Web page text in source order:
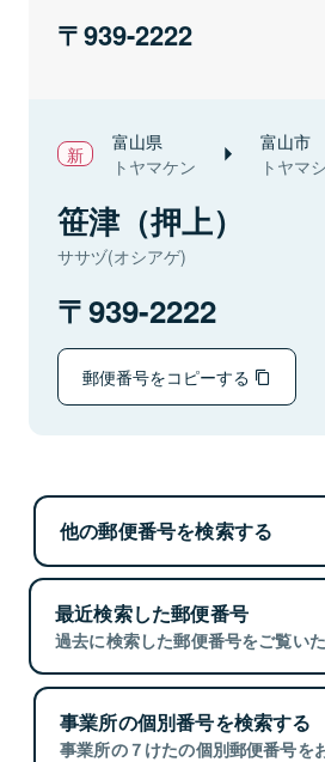
939-2222
富山県
トヤマケン
富山市
トヤマシ
笹津（押上）
ササヅ(オシアゲ)
939-2222
郵便番号をコピーする
他の郵便番号を検索する
最近検索した郵便番号
過去に検索した郵便番号をご覧いた
事業所の個別番号を検索する
事業所の７けたの個別郵便番号を